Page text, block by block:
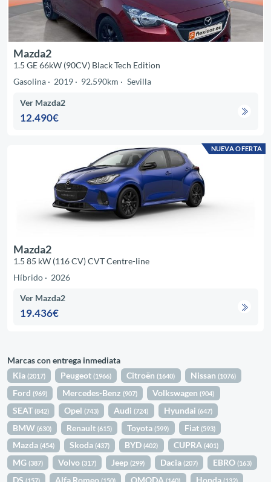
Mazda2
1.5 GE 66kW (90CV) Black Tech Edition
Gasolina
2019 92.590km Sevilla
Ver Mazda2
12.490€
NUEVA OFERTA
Mazda2
1.5 85 kW (116 CV) CVT Centre-line
Híbrido
2026
Ver Mazda2
19.436€
Marcas con entrega inmediata
Kia(2017) Peugeot(1966) Citroën(1640) Nissan (1076)
Ford(969) Mercedes-Benz(907) Volkswagen(904)
SEAT(842) Opel(743) Audi(724) Hyundai (647)
BMW(630) Renault(615) Toyota(599) Fiat (593)
Mazda(454) Skoda(437) BYD(402) CUPRA (401)
MG(387) Volvo(317) Jeep(299) Dacia (207) EBRO (163)